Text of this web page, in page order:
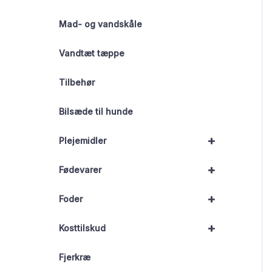
Mad- og vandskåle
Vandtæt tæppe
Tilbehør
Bilsæde til hunde
+
Plejemidler
+
Fødevarer
+
Foder
+
Kosttilskud
Fjerkræ